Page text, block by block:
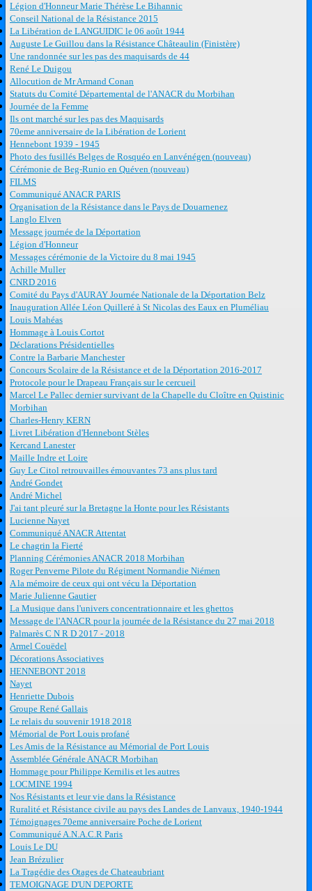
Légion d'Honneur Marie Thérèse Le Bihannic
Conseil National de la Résistance 2015
La Libération de LANGUIDIC le 06 août 1944
Auguste Le Guillou dans la Résistance Châteaulin (Finistère)
Une randonnée sur les pas des maquisards de 44
René Le Duigou
Allocution de Mr Armand Conan
Statuts du Comité Départemental de l'ANACR du Morbihan
Journée de la Femme
Ils ont marché sur les pas des Maquisards
70eme anniversaire de la Libération de Lorient
Hennebont 1939 - 1945
Photo des fusillés Belges de Rosquéo en Lanvénégen (nouveau)
Cérémonie de Beg-Runio en Quéven (nouveau)
FILMS
Communiqué ANACR PARIS
Organisation de la Résistance dans le Pays de Douarnenez
Langlo Elven
Message journée de la Déportation
Légion d'Honneur
Messages cérémonie de la Victoire du 8 mai 1945
Achille Muller
CNRD 2016
Comité du Pays d'AURAY Journée Nationale de la Déportation Belz
Inauguration Allée Léon Quilleré à St Nicolas des Eaux en Pluméliau
Louis Mahéas
Hommage à Louis Cortot
Déclarations Présidentielles
Contre la Barbarie Manchester
Concours Scolaire de la Résistance et de la Déportation 2016-2017
Protocole pour le Drapeau Français sur le cercueil
Marcel Le Pallec dernier survivant de la Chapelle du Cloître en Quistinic
Morbihan
Charles-Henry KERN
Livret Libération d'Hennebont Stèles
Kercand Lanester
Maille Indre et Loire
Guy Le Citol retrouvailles émouvantes 73 ans plus tard
André Gondet
André Michel
J'ai tant pleuré sur la Bretagne la Honte pour les Résistants
Lucienne Nayet
Communiqué ANACR Attentat
Le chagrin la Fierté
Planning Cérémonies ANACR 2018 Morbihan
Roger Penverne Pilote du Régiment Normandie Niémen
A la mémoire de ceux qui ont vécu la Déportation
Marie Julienne Gautier
La Musique dans l'univers concentrationnaire et les ghettos
Message de l'ANACR pour la journée de la Résistance du 27 mai 2018
Palmarès C N R D 2017 - 2018
Armel Couëdel
Décorations Associatives
HENNEBONT 2018
Nayet
Henriette Dubois
Groupe René Gallais
Le relais du souvenir 1918 2018
Mémorial de Port Louis profané
Les Amis de la Résistance au Mémorial de Port Louis
Assemblée Générale ANACR Morbihan
Hommage pour Philippe Kernilis et les autres
LOCMINE 1994
Nos Résistants et leur vie dans la Résistance
Ruralité et Résistance civile au pays des Landes de Lanvaux, 1940-1944
Témoignages 70eme anniversaire Poche de Lorient
Communiqué A.N.A.C.R Paris
Louis Le DU
Jean Brézulier
La Tragédie des Otages de Chateaubriant
TEMOIGNAGE D'UN DEPORTE